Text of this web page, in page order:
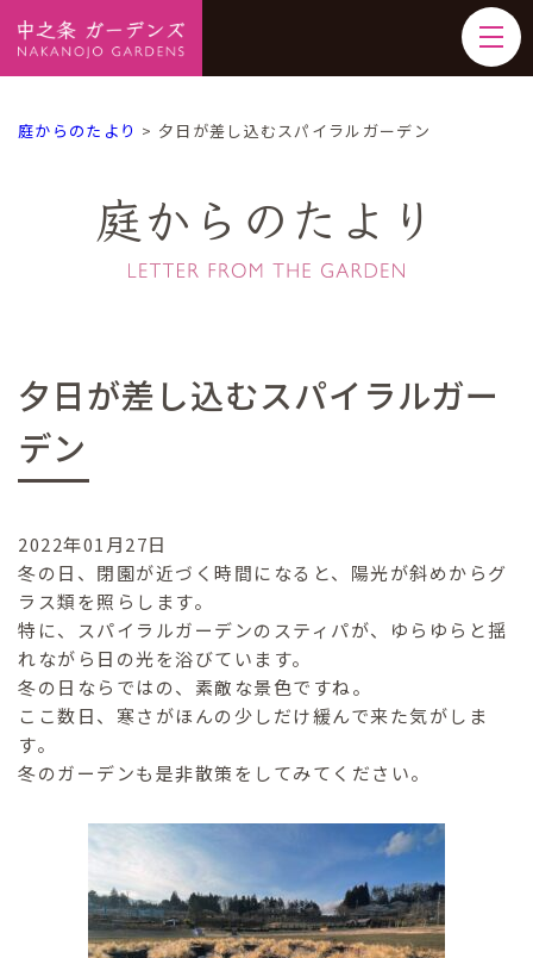
庭からのたより > 夕日が差し込むスパイラルガーデン
庭からのたより
夕日が差し込むスパイラルガー
デン
2022年01月27日
冬の日、閉園が近づく時間になると、陽光が斜めからグ
ラス類を照らします。
特に、スパイラルガーデンのスティパが、ゆらゆらと揺
れながら日の光を浴びています。
冬の日ならではの、素敵な景色ですね。
ここ数日、寒さがほんの少しだけ緩んで来た気がしま
す。
冬のガーデンも是非散策をしてみてください。